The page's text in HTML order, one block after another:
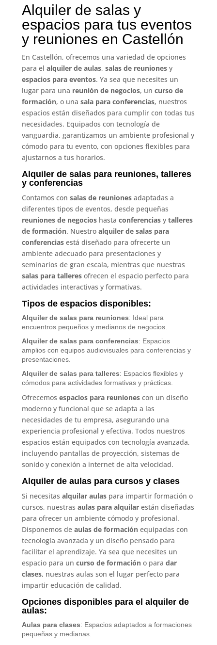
Alquiler de salas y
espacios para tus eventos
y reuniones en Castellón
En Castellón, ofrecemos una variedad de opciones
para el alquiler de aulas, salas de reunionesy
espacios para eventos. Ya sea que necesites un
lugar para una reunión de negocios, un curso de
formación, o una sala para conferencias, nuestros
espacios están diseñados para cumplir con todas tus
necesidades. Equipados con tecnología de
vanguardia, garantizamos un ambiente profesional y
cómodo para tu evento, con opciones flexibles para
ajustarnos a tus horarios.
Alquiler de salas para reuniones, talleres
y conferencias
Contamos con salas de reunionesadaptadas a
diferentes tipos de eventos, desde pequeñas
reuniones de negocioshasta conferenciasy talleres
de formación. Nuestro alquiler de salas para
conferenciasestá diseñado para ofrecerte un
ambiente adecuado para presentaciones y
seminarios de gran escala, mientras que nuestras
salas para talleresofrecen el espacio perfecto para
actividades interactivas y formativas.
Tipos de espacios disponibles:
Alquiler de salas para reuniones: Ideal para
encuentros pequeños y medianos de negocios.
Alquiler de salas para conferencias: Espacios
amplios con equipos audiovisuales para conferencias y
presentaciones.
Alquiler de salas para talleres: Espacios flexibles y
cómodos para actividades formativas y prácticas.
Ofrecemos espacios para reunionescon un diseño
moderno y funcional que se adapta a las
necesidades de tu empresa, asegurando una
experiencia profesional y efectiva. Todos nuestros
espacios están equipados con tecnología avanzada,
incluyendo pantallas de proyección, sistemas de
sonido y conexión a internet de alta velocidad.
Alquiler de aulas para cursos y clases
Si necesitas alquilar aulaspara impartir formación o
cursos, nuestras aulas para alquilarestán diseñadas
para ofrecer un ambiente cómodo y profesional.
Disponemos de aulas de formaciónequipadas con
tecnología avanzada y un diseño pensado para
facilitar el aprendizaje. Ya sea que necesites un
espacio para un curso de formacióno para dar
clases, nuestras aulas son el lugar perfecto para
impartir educación de calidad.
Opciones disponibles para el alquiler de
aulas:
Aulas para clases: Espacios adaptados a formaciones
pequeñas y medianas.